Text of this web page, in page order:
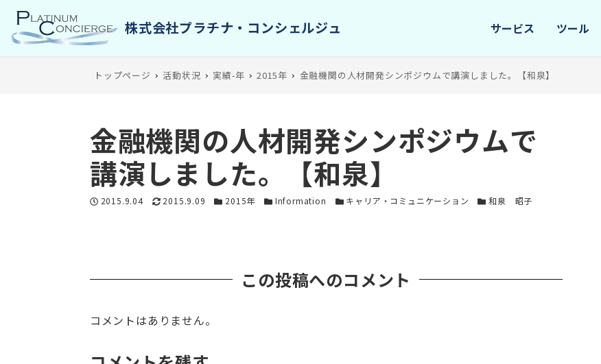
サービス ツール
トップページ 活動状況 実績-年 2015年 金融機関の人材開発シンポジウムで講演しました。【和泉】
金融機関の人材開発シンポジウムで
講演しました。【和泉】
投稿日
2015.9.04 更新日
2015.9.09 カテゴリー
2015年 カテゴリー
Information カテゴリー
キャリア・コミュニケーション カテゴリー
和泉 昭子
この投稿へのコメント
コメントはありません。